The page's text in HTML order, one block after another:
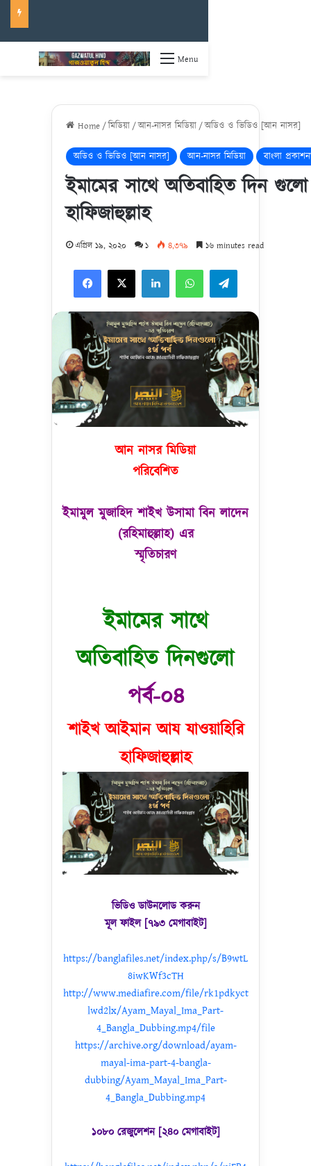
Menu
Home /মিডিয়া /আন-নাসর মিডিয়া /অডিও ও ভিডিও [আন নাসর]
অডিও ও ভিডিও [আন নাসর] আন-নাসর মিডিয়া বাংলা
ইমামের সাথে অতিবাহিত দিন
হাফিজাহুল্লাহ
এপ্রিল ১৯, ২০২০ ১ ৪,৩৭৯ ১৬ minutes read
আন নাসর মিডিয়া
পরিবেশিত
ইমামুল মুজাহিদ শাইখ উসামা বিন লাদেন
(রহিমাহুল্লাহ) এর
স্মৃতিচারণ
ইমামের সাথে
অতিবাহিত দিনগুলো
পর্ব-০৪
শাইখ আইমান আয যাওয়াহিরি
হাফিজাহুল্লাহ
ভিডিও ডাউনলোড করুন
মূল ফাইল [৭৯৩ মেগাবাইট]
https://banglafiles.net/index.php/s/B9wtL
8iwKWf3cTH
http://www.mediafire.com/file/rk1pdkyct
lwd2lx/Ayam_Mayal_Ima_Part-
4_Bangla_Dubbing.mp4/file
https://archive.org/download/ayam-
mayal-ima-part-4-bangla-
dubbing/Ayam_Mayal_Ima_Part-
4_Bangla_Dubbing.mp4
১০৮০ রেজুলেশন [২৪০ মেগাবাইট]